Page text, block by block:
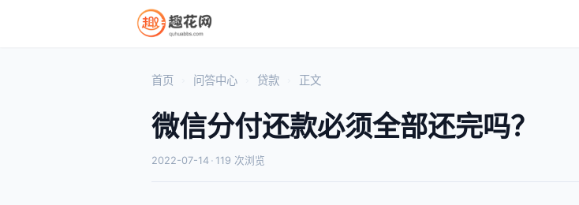
首页 问答中心 贷款 正文
微信分付还款必须全部还完吗？
2022-07-14 · 119 次浏览